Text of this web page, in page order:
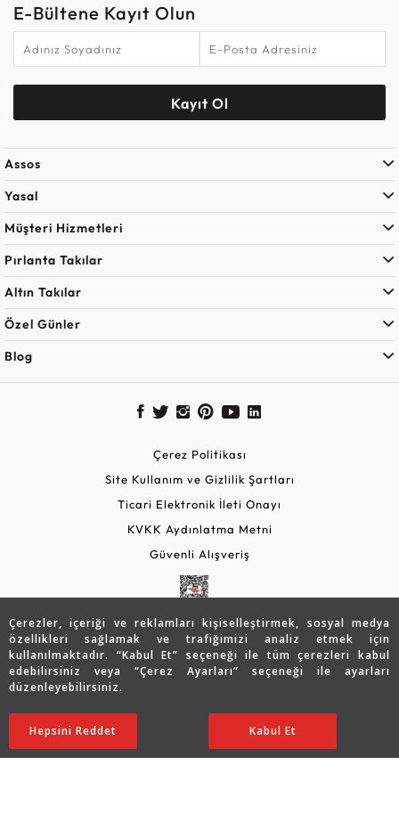
Çerezler, içeriği ve reklamları kişiselleştirmek, sosyal medya
özellikleri sağlamak ve trafiğimizi analiz etmek için
kullanılmaktadır. “Kabul Et” seçeneği ile tüm çerezleri kabul
edebilirsiniz veya “Çerez Ayarları” seçeneği ile ayarları
düzenleyebilirsiniz.
Ayarları Düzenle
Hepsini Reddet Kabul Et
E-Bültene Kayıt Olun
Kayıt Ol
Assos
Yasal
Müşteri Hizmetleri
Pırlanta Takılar
Altın Takılar
Özel Günler
Blog
Çerez Politikası
Site Kullanım ve Gizlilik Şartları
Ticari Elektronik İleti Onayı
KVKK Aydınlatma Metni
Güvenli Alışveriş
Copyright © 2026 Assos Pırlanta - Bu sitenin tüm hakları